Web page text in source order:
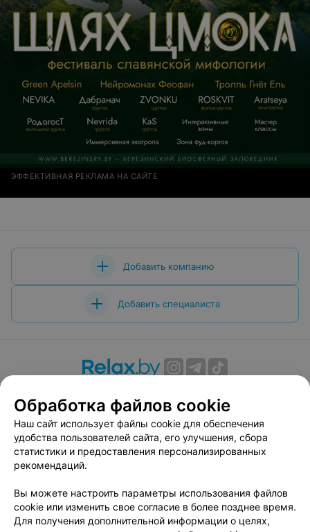
ЭФФЕКТИВНАЯ РЕКЛАМА НА САЙТЕ
Добавить компанию
Добавить специалиста
Вакансии
Публичный договор
Способы оплаты
Публичный договор по использованию сервиса
«Афиша»
Пользовательское соглашение
Связаться по вопросам сотрудничества
Написать руководителю relax.by
Обработка файлов cookie
Наш сайт использует файлы cookie для обеспечения
удобства пользователей сайта, его улучшения, сбора
статистики и предоставления персонализированных
рекомендаций.
Вы можете настроить параметры использования файлов
cookie или изменить свое согласие в более позднее время.
Для получения дополнительной информации о целях,